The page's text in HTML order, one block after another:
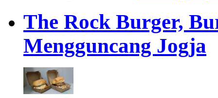
The Rock Burger,
Mengguncang Jogja